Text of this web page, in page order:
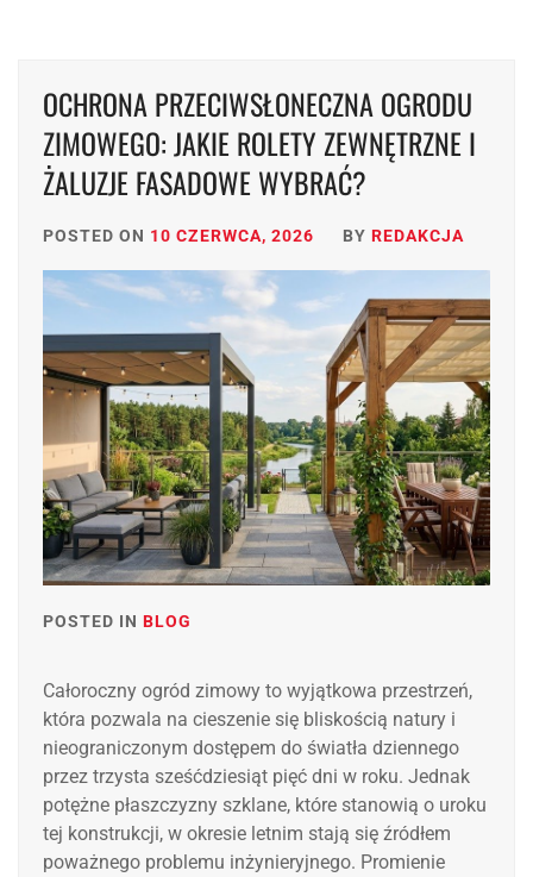
OCHRONA PRZECIWSŁONECZNA OGRODU
ZIMOWEGO: JAKIE ROLETY ZEWNĘTRZNE I
ŻALUZJE FASADOWE WYBRAĆ?
POSTED ON 10 CZERWCA, 2026 BY REDAKCJA
POSTED IN BLOG
Całoroczny ogród zimowy to wyjątkowa przestrzeń,
która pozwala na cieszenie się bliskością natury i
nieograniczonym dostępem do światła dziennego
przez trzysta sześćdziesiąt pięć dni w roku. Jednak
potężne płaszczyzny szklane, które stanowią o uroku
tej konstrukcji, w okresie letnim stają się źródłem
poważnego problemu inżynieryjnego. Promienie